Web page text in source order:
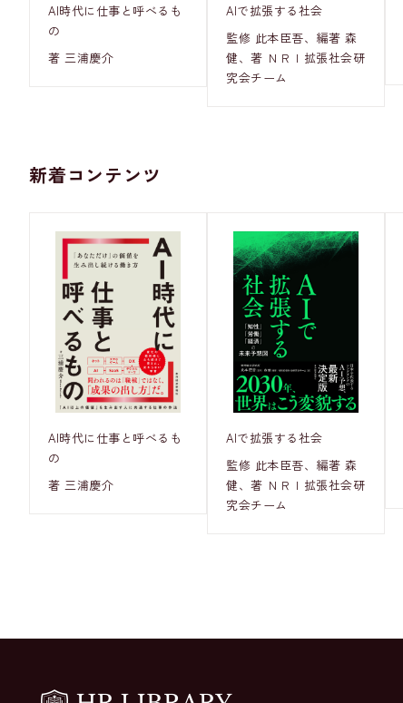
AI時代に仕事と呼べるも
の
著 三浦慶介
AIで拡張する社会
監修 此本臣吾、編著 森
健、著 ＮＲＩ拡張社会研
究会チーム
新着コンテンツ
AI時代に仕事と呼べるも
の
著 三浦慶介
AIで拡張する社会
監修 此本臣吾、編著 森
健、著 ＮＲＩ拡張社会研
究会チーム